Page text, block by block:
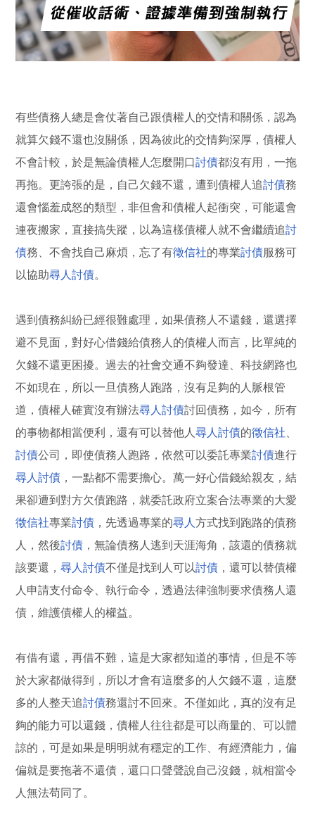
有些債務人總是會仗著自己跟債權人的交情和關係，認為
就算欠錢不還也沒關係，因為彼此的交情夠深厚，債權人
不會計較，於是無論債權人怎麼開口討債都沒有用，一拖
再拖。更誇張的是，自己欠錢不還，遭到債權人追討債務
還會惱羞成怒的類型，非但會和債權人起衝突，可能還會
連夜搬家，直接搞失蹤，以為這樣債權人就不會繼續追討
債務、不會找自己麻煩，忘了有徵信社的專業討債服務可
以協助尋人討債。
遇到債務糾紛已經很難處理，如果債務人不還錢，還選擇
避不見面，對好心借錢給債務人的債權人而言，比單純的
欠錢不還更困擾。過去的社會交通不夠發達、科技網路也
不如現在，所以一旦債務人跑路，沒有足夠的人脈根管
道，債權人確實沒有辦法尋人討債討回債務，如今，所有
的事物都相當便利，還有可以替他人尋人討債的徵信社
討債公司，即使債務人跑路，依然可以委託專業討債進行
尋人討債 ，一點都不需要擔心。萬一好心借錢給親友，結
果卻遭到對方欠債跑路，就委託政府立案合法專業的大愛
徵信社專業討債 ，先透過專業的尋人方式找到跑路的債務
人，然後討債 ，無論債務人逃到天涯海角，該還的債務就
該要還，尋人討債不僅是找到人可以討債 ，還可以替債權
人申請支付命令、執行命令，透過法律強制要求債務人還
債，維護債權人的權益。
有借有還，再借不難，這是大家都知道的事情，但是不等
於大家都做得到，所以才會有這麼多的人欠錢不還，這麼
多的人整天追討債務還討不回來。不僅如此，真的沒有足
夠的能力可以還錢，債權人往往都是可以商量的、可以體
諒的，可是如果是明明就有穩定的工作、有經濟能力，偏
偏就是要拖著不還債，還口口聲聲說自己沒錢，就相當令
人無法苟同了。